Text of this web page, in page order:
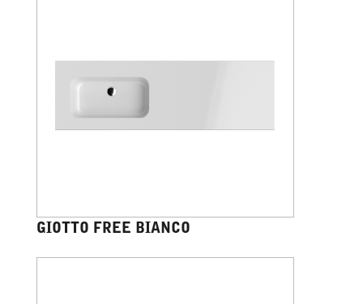
GIOTTO FREE BIANCO